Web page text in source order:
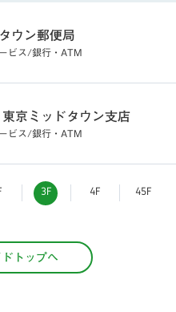
ウン郵便局
ビス/銀行・ATM
東京ミッドタウン支店
ビス/銀行・ATM
3F 4F 45F
トップへ